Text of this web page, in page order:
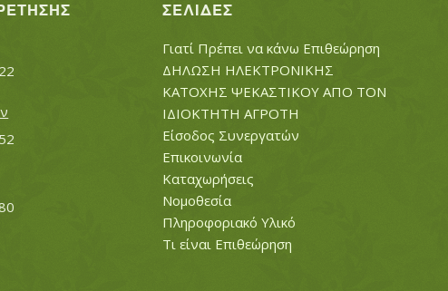
ΣΕΛΊΔΕΣ
Γιατί Πρέπει να κάνω Επιθεώρηση
ΔΗΛΩΣΗ ΗΛΕΚΤΡΟΝΙΚΗΣ
ΚΑΤΟΧΗΣ ΨΕΚΑΣΤΙΚΟΥ ΑΠΟ ΤΟΝ
ΙΔΙΟΚΤΗΤΗ ΑΓΡΟΤΗ
Είσοδος Συνεργατών
Επικοινωνία
Καταχωρήσεις
Νομοθεσία
Πληροφοριακό Υλικό
Τι είναι Επιθεώρηση